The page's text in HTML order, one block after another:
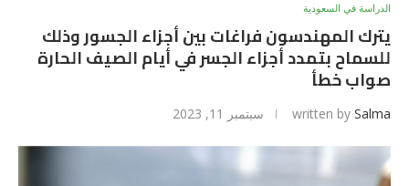
الدراسة في السعودية
يترك المهندسون فراغات بين أجزاء الجسور وذلك
للسماح بتمدد أجزاء الجسر في أيام الصيف الحارة
صواب خطأ
written by Salma سبتمبر 11, 2023